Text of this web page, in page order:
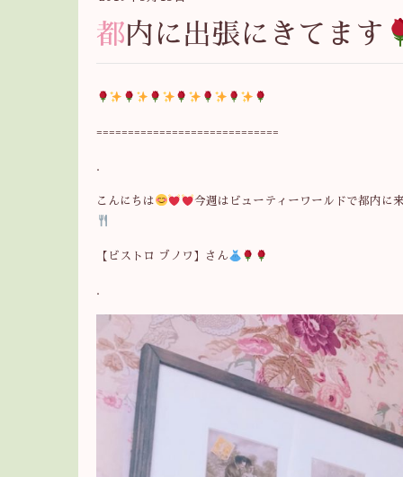
都内に出張にきてます
=============================
こんにちは 今週はビューティーワールドで都内に
【ビストロ ブノワ】さん
.